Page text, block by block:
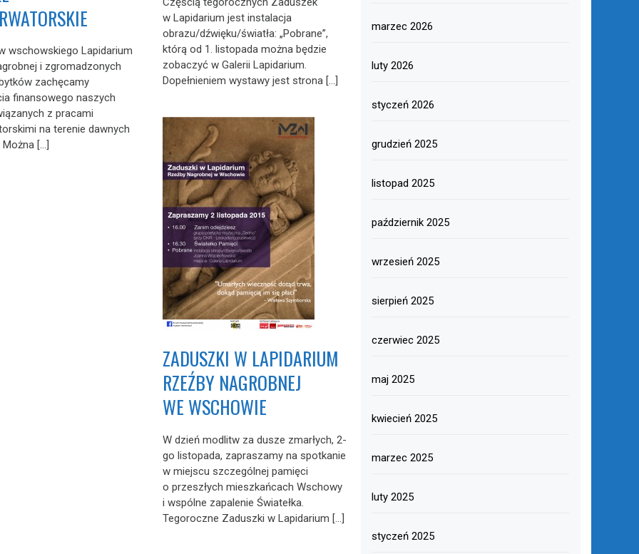
wschowskiego Lapidarium
i zgromadzonych
zachęcamy
finansowego naszych
z pracami
na terenie dawnych
[…]
w Lapidarium jest instalacja
obrazu/dźwięku/światła: „Pobrane”,
którą od 1. listopada można będzie
zobaczyć w Galerii Lapidarium.
Dopełnieniem wystawy jest strona […]
ZADUSZKI W LAPIDARIUM
RZEŹBY NAGROBNEJ
WE WSCHOWIE
W dzień modlitw za dusze zmarłych, 2-
go listopada, zapraszamy na spotkanie
w miejscu szczególnej pamięci
o przeszłych mieszkańcach Wschowy
i wspólne zapalenie Światełka.
Tegoroczne Zaduszki w Lapidarium […]
marzec 2026
luty 2026
styczeń 2026
grudzień 2025
listopad 2025
październik 2025
wrzesień 2025
sierpień 2025
czerwiec 2025
maj 2025
kwiecień 2025
marzec 2025
luty 2025
styczeń 2025